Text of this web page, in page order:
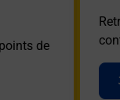
de